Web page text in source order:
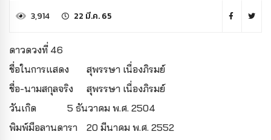
3,914 22 มี.ค. 65
ดาวดวงที่ 46
ชื่อในการแสดง
สุพรรษา เนื่องภิรมย์
ชื่อ-นามสกุลจริง
สุพรรษา เนื่องภิรมย์
วันเกิด
5 ธันวาคม พ.ศ. 2504
พิมพ์มือลานดารา
20 มีนาคม พ.ศ. 2552